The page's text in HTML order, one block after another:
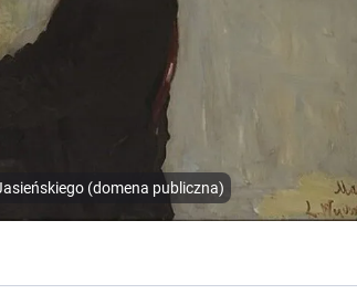
(domena publiczna)